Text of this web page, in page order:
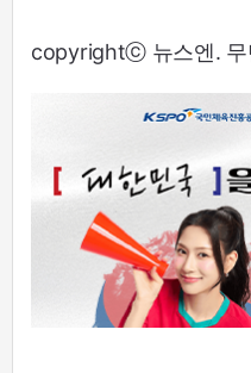
copyrightⓒ 뉴스엔. 무